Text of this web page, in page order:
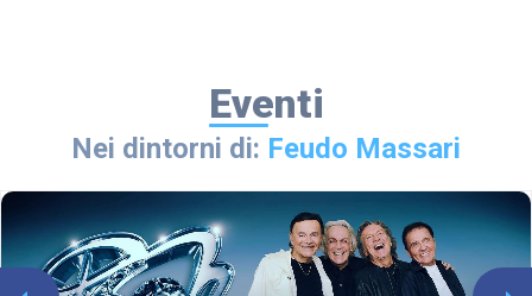
Eventi
Nei dintorni di: Feudo Massari